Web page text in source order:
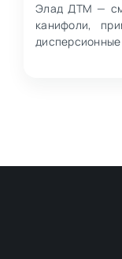
Элад ДТМ —
канифоли,